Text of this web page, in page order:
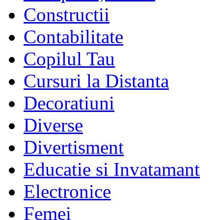
Constructii
Contabilitate
Copilul Tau
Cursuri la Distanta
Decoratiuni
Diverse
Divertisment
Educatie si Invatamant
Electronice
Femei